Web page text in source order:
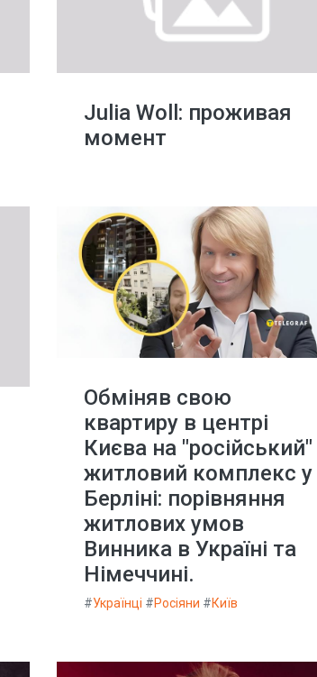
Julia Woll: проживая
момент
Обміняв свою
квартиру в центрі
Києва на "російський"
житловий комплекс у
Берліні: порівняння
житлових умов
Винника в Україні та
Німеччині.
#Українці #Росіяни #Київ